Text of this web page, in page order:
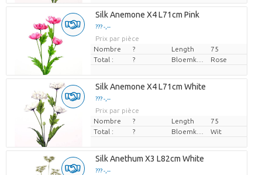
Silk Anemone X4 L71cm Pink
??? -,--
Prix par pièce
Nombre
? Length
75
Total :
? Rose
Silk Anemone X4 L71cm White
??? -,--
Prix par pièce
Nombre
? Length
75
Total :
? Wit
Silk Anethum X3 L82cm White
??? -,--